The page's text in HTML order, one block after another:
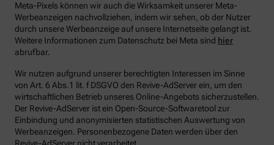
Meta-Pixels können wir auch die Wirksamkeit unserer Meta-
Werbeanzeigen nachvollziehen, indem wir sehen, ob der Nutzer
durch unsere Werbeanzeige auf unsere Internetseite gelangt ist.
Weitere Informationen zum Datenschutz bei Meta sind hier
abrufbar.
Wir nutzen aufgrund unserer berechtigten Interessen im Sinne
von Art. 6 Abs.1 lit. f DSGVO den Revive-AdServer ein, um den
wirtschaftlichen Betrieb unseres Online-Angebots sicherzustellen.
Der Revive-AdServer ist ein Open-Source-Softwaretool zur
Einbindung und anonymisierten statistischen Auswertung von
Werbeanzeigen. Personenbezogene Daten werden über den